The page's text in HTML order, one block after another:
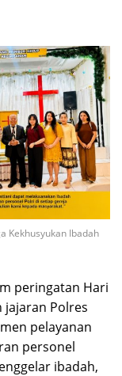
Kekhusyukan Ibadah
peringatan Hari
jajaran Polres
pelayanan
personel
ibadah,